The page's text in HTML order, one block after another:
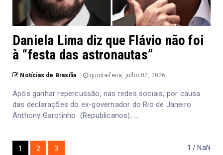
Daniela Lima diz que Flávio não foi
à “festa das astronautas”
Notícias de Brasília quinta-feira, julho 02, 2026
Após ganhar repercussão, nas redes sociais, por causa
das declarações do ex-governador do Rio de Janeiro
Anthony Garotinho (Republicanos), ...
1 / NaN
1 2 3